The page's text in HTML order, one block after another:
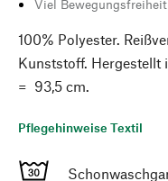
Viel
100% Polyester.
Kunststoff. Hergestellt
= 93,5 cm.
Pflegehinweise Textil